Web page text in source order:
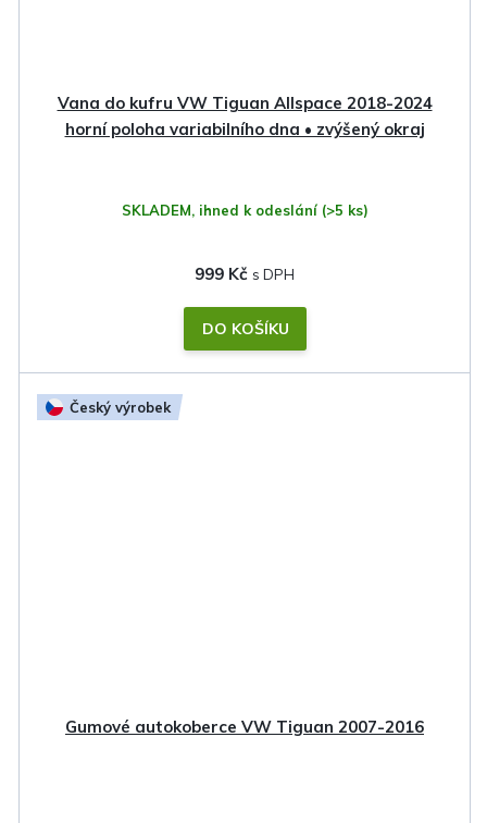
Vana do kufru VW Tiguan Allspace 2018-2024
horní poloha variabilního dna • zvýšený okraj
SKLADEM, ihned k odeslání (>5 ks)
999 Kč
DO KOŠÍKU
Český výrobek
Gumové autokoberce VW Tiguan 2007-2016